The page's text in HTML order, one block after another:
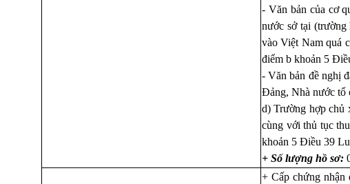
- Văn bản của cơ
nước sở tại (trường
vào Việt Nam quá
điểm b khoản 5
- Văn bản đề nghị
Đảng, Nhà nước tổ
d) Trường hợp chủ
cùng với thủ tục
khoản 5 Điều 39
+ Số lượng hồ sơ:
+ Cấp chứng nhận